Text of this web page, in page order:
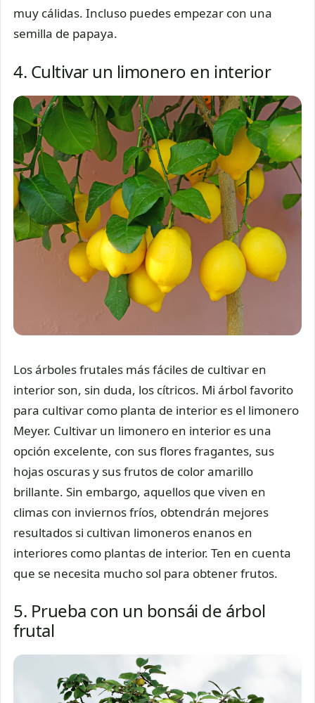
muy cálidas. Incluso puedes empezar con una
semilla de papaya.
4. Cultivar un limonero en interior
Los árboles frutales más fáciles de cultivar en
interior son, sin duda, los cítricos. Mi árbol favorito
para cultivar como planta de interior es el limonero
Meyer. Cultivar un limonero en interior es una
opción excelente, con sus flores fragantes, sus
hojas oscuras y sus frutos de color amarillo
brillante. Sin embargo, aquellos que viven en
climas con inviernos fríos, obtendrán mejores
resultados si cultivan limoneros enanos en
interiores como plantas de interior. Ten en cuenta
que se necesita mucho sol para obtener frutos.
5. Prueba con un bonsái de árbol
frutal